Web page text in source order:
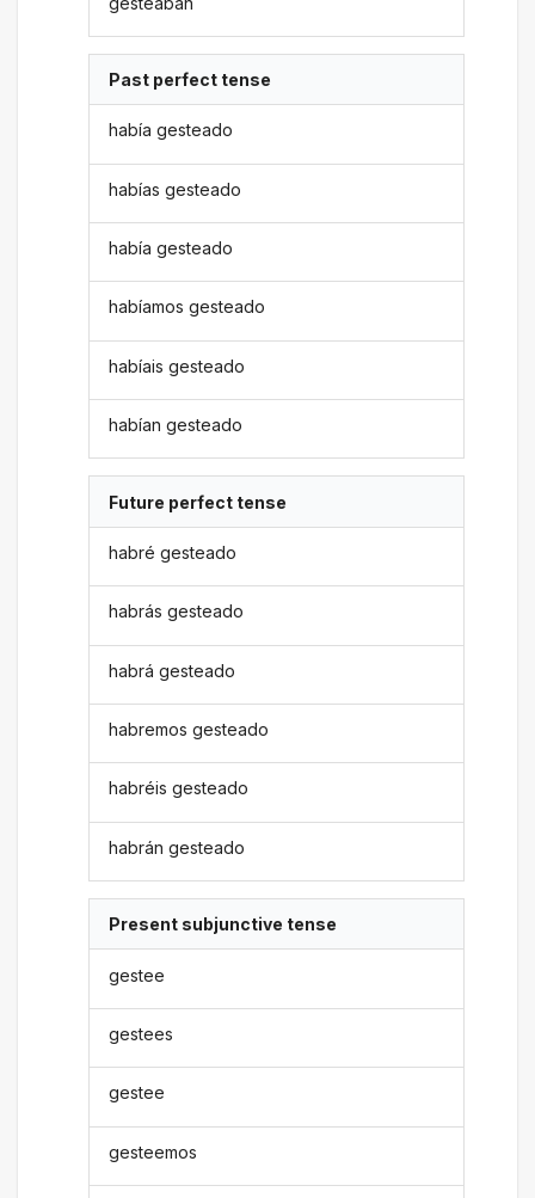
Past perfect tense
había gesteado
habías gesteado
había gesteado
habíamos gesteado
habíais gesteado
habían gesteado
Future perfect tense
habré gesteado
habrás gesteado
habrá gesteado
habremos gesteado
habréis gesteado
habrán gesteado
Present subjunctive tense
gestee
gestees
gestee
gesteemos